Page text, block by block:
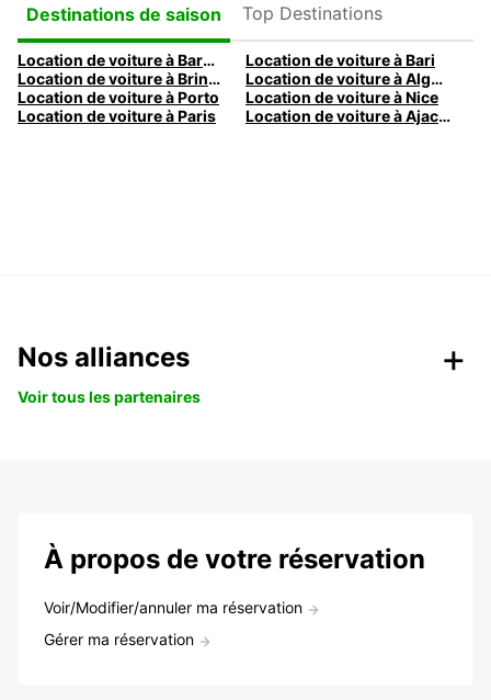
Destinations de saison
Top Destinations
Location de voiture à Barcelone
Location de voiture à Bari
Location de voiture à Brindisi
Location de voiture à Alghero
Location de voiture à Porto
Location de voiture à Nice
Location de voiture à Paris
Location de voiture à Ajaccio
Nos alliances
Voir tous les partenaires
À propos de votre réservation
Voir/Modifier/annuler ma réservation
Gérer ma réservation